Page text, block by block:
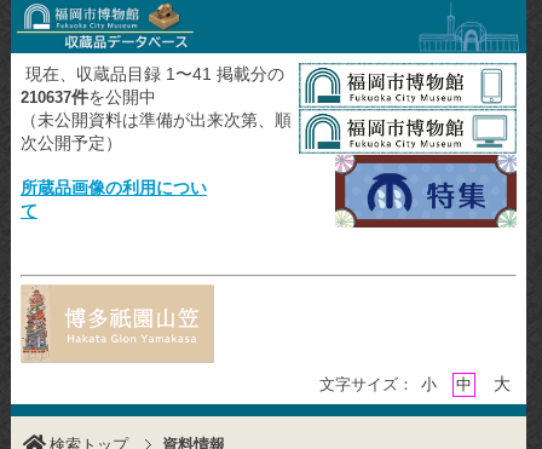
現在、収蔵品目録 1〜41 掲載分の
210637件を公開中
（未公開資料は準備が出来次第、順
次公開予定）
所蔵品画像の利用につい
て
文字サイズ： 小 中 大
検索トップ 資料情報